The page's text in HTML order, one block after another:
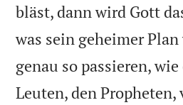
bläst, dann wird Gott
was sein geheimer Plan
genau so passieren,
Leuten, den Propheten,